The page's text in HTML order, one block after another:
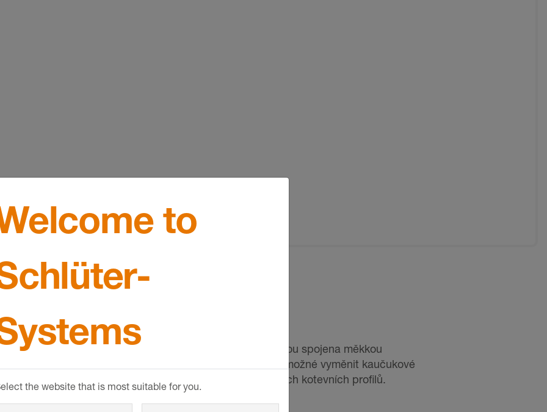
kotevních ramen z ušlechtilé oceli nebo hliníku. Jsou spojena měkkou
z termoplastického elastomeru. V případě poškození je možné vyměnit kaučukové
podlahy je účinně chráněna zvláštní konstrukcí bočních kotevních profilů.
kročejového hluku.
to
the website that is most suitable for you.